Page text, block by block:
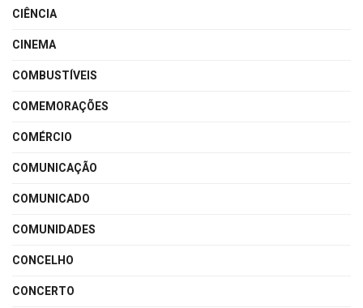
CIÊNCIA
CINEMA
COMBUSTÍVEIS
COMEMORAÇÕES
COMÉRCIO
COMUNICAÇÃO
COMUNICADO
COMUNIDADES
CONCELHO
CONCERTO